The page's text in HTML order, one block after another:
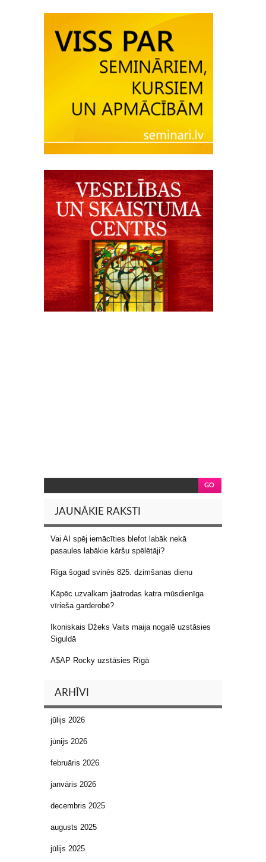
JAUNĀKIE RAKSTI
Vai AI spēj iemācīties blefot labāk nekā
pasaules labākie kāršu spēlētāji?
Rīga šogad svinēs 825. dzimšanas dienu
Kāpēc uzvalkam jāatrodas katra mūsdienīga
vīrieša garderobē?
Ikoniskais Džeks Vaits maija nogalē uzstāsies
Siguldā
A$AP Rocky uzstāsies Rīgā
ARHĪVI
jūlijs 2026
jūnijs 2026
februāris 2026
janvāris 2026
decembris 2025
augusts 2025
jūlijs 2025